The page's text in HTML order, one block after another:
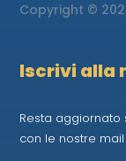
Copyright ©
Iscrivi alla
Resta aggiornato
con le nostre mail